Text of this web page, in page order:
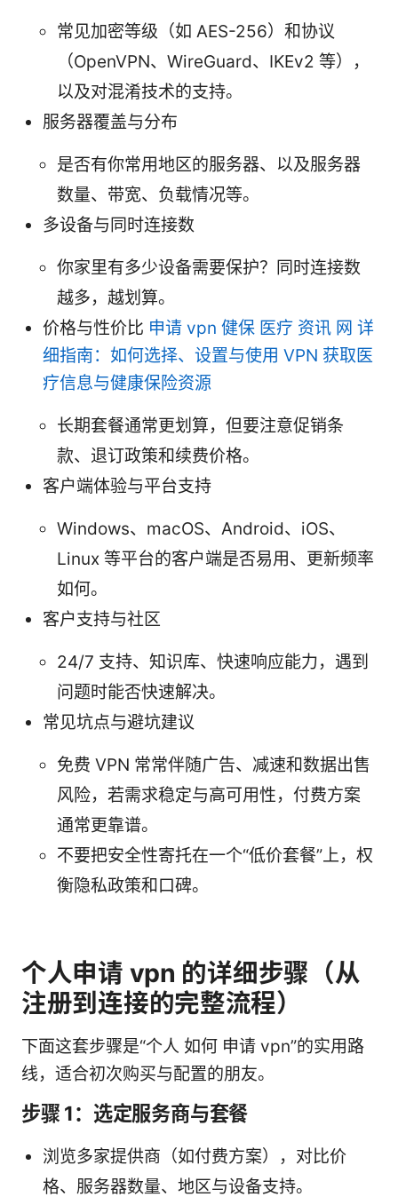
常见加密等级（如 AES-256）和协议
（OpenVPN、WireGuard、IKEv2 等），
以及对混淆技术的支持。
服务器覆盖与分布
是否有你常用地区的服务器、以及服务器
数量、带宽、负载情况等。
多设备与同时连接数
你家里有多少设备需要保护？同时连接数
越多，越划算。
价格与性价比 申请 vpn 健保 医疗 资讯 网 详
细指南：如何选择、设置与使用 VPN 获取医
疗信息与健康保险资源
长期套餐通常更划算，但要注意促销条
款、退订政策和续费价格。
客户端体验与平台支持
Windows、macOS、Android、iOS、
Linux 等平台的客户端是否易用、更新频率
如何。
客户支持与社区
24/7 支持、知识库、快速响应能力，遇到
问题时能否快速解决。
常见坑点与避坑建议
免费 VPN 常常伴随广告、减速和数据出售
风险，若需求稳定与高可用性，付费方案
通常更靠谱。
不要把安全性寄托在一个“低价套餐”上，权
衡隐私政策和口碑。
个人申请 vpn 的详细步骤（从
注册到连接的完整流程）
下面这套步骤是“个人 如何 申请 vpn”的实用路
线，适合初次购买与配置的朋友。
步骤 1：选定服务商与套餐
浏览多家提供商（如付费方案），对比价
格、服务器数量、地区与设备支持。